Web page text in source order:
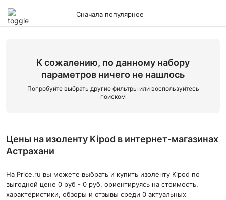
Сначала популярное
К сожалению, по данному набору
параметров ничего не нашлось
Попробуйте выбрать другие фильтры или воспользуйтесь
поиском
Цены на изоленту Kipod в интернет-магазинах
Астрахани
На Price.ru вы можете выбрать и купить изоленту Kipod по
выгодной цене 0 руб - 0 руб, ориентируясь на стоимость,
характеристики, обзоры и отзывы среди 0 актуальных